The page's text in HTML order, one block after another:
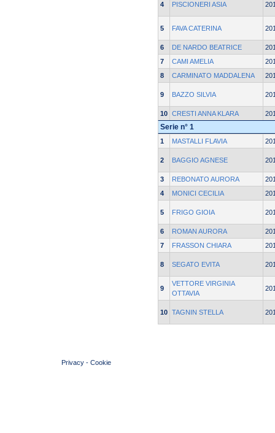
4 PISCIONERI ASIA
5 FAVA CATERINA
6 DE NARDO BEATRICE
7
CAMI AMELIA
8
CARMINATO MADDALENA
9 BAZZO SILVIA
10 CRESTI ANNA KLARA
Serie n° 1
1 MASTALLI FLAVIA
2 BAGGIO AGNESE
3 REBONATO AURORA
4
MONICI CECILIA
5 FRIGO GIOIA
6 ROMAN AURORA
7
FRASSON CHIARA
8 SEGATO EVITA
9
VETTORE VIRGINIA
OTTAVIA
10 TAGNIN STELLA
Privacy - Cookie